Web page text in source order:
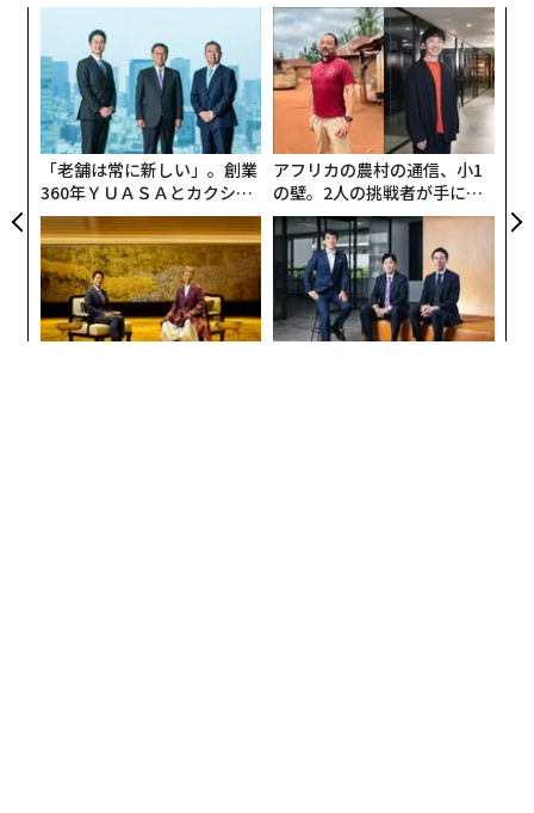
「老舗は常に新しい」。創業
360年ＹＵＡＳＡとカクシン
CEO田尻望が語る、AIを超え
る人の価値
アフリカの農村の通信、小1
の壁。2人の挑戦者が手にし
た「次なる武器」